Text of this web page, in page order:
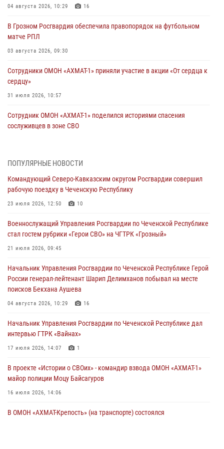
04 августа 2026, 10:29 16
В Грозном Росгвардия обеспечила правопорядок на футбольном
матче РПЛ
03 августа 2026, 09:30
Сотрудники ОМОН «АХМАТ-1» приняли участие в акции «От сердца к
сердцу»
31 июля 2026, 10:57
Сотрудник ОМОН «АХМАТ-1» поделился историями спасения
сослуживцев в зоне СВО
Командующий Северо-Кавказским округом Росгвардии совершил
23 июля 2026, 12:50
Военнослужащий Управления Росгвардии по Чеченской Республике
21 июля 2026, 09:45
В ДНР росгвардейцы уничтожили около 80 вражеских
19 июля 2026, 13:50
В Грозном Росгвардия обеспечила безопасность конно-спортивных
соревнований
ПОПУЛЯРНЫЕ НОВОСТИ
Командующий Северо-Кавказским округом Росгвардии совершил
рабочую поездку в Чеченскую Республику
23 июля 2026, 12:50 10
Военнослужащий Управления Росгвардии по Чеченской Республике
стал гостем рубрики «Герои СВО» на ЧГТРК «Грозный»
21 июля 2026, 09:45
Начальник Управления Росгвардии по Чеченской Республике Герой
России генерал-лейтенант Шарип Делимханов побывал на месте
поисков Бекхана Аушева
04 августа 2026, 10:29 16
Начальник Управления Росгвардии по Чеченской Республике дал
интервью ГТРК «Вайнах»
17 июля 2026, 14:07 1
В проекте «Истории о СВОих» - командир взвода ОМОН «АХМАТ-1»
майор полиции Моцу Байсагуров
16 июля 2026, 14:06
В ОМОН «АХМАТ-Крепость» (на транспорте) состоялся